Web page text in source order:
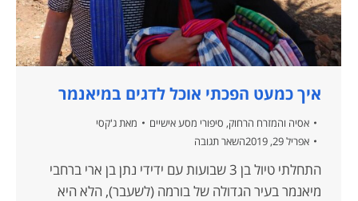
איך כמעט הפכתי אוכל לדגים במיאנמר
אסיה והמזרח הרחוק, סיפורי מסע אישיים מאת ג'קסי
אפריל 29, 2019
השאר תגובה
התחלתי טיול בן 3 שבועות עם ידידי נתן בן ארי ברחבי
מיאנמר בעיר הגדולה של בורמה (לשעבר), הלא היא